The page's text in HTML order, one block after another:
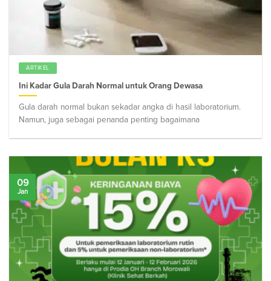
ARTIKEL
Ini Kadar Gula Darah Normal untuk Orang Dewasa
Gula darah normal bukan sekadar angka di hasil laboratorium.
Namun, juga sebagai penanda penting bagaimana
09
Jan